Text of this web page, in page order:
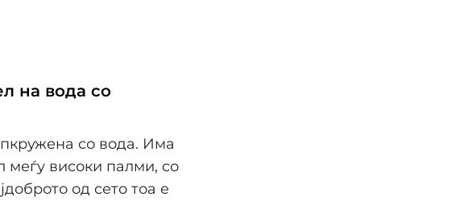
на вода со
со вода. Има
меѓу високи палми, со
од сето тоа е